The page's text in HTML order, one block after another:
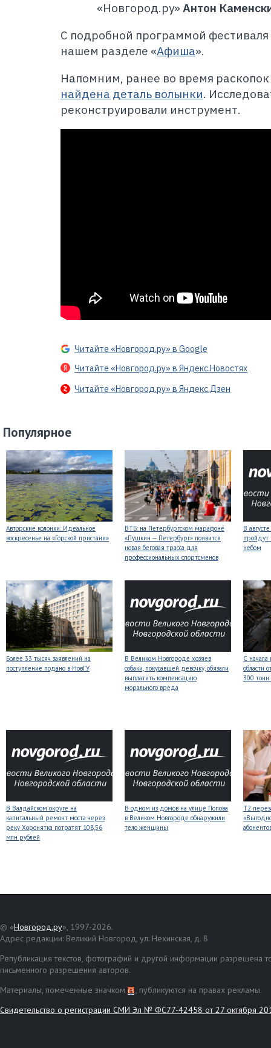
«Новгород.ру» Антон
С подробной программой
нашем разделе «Афиша».
Напомним, ранее во время
найдена деталь волынки.
реконструировали инструмент.
Читайте «Новгород.ру» в Google
Читайте «Новгород.ру» в Яндекс.Новостях
Читайте «Новгород.ру» в Яндекс.Дзен
Популярное
Авторские колонки: Идеальное
воскресенье на «Горской пристани»
ВТБ: на Петербургском марафоне
«Пушкин — Петербург» появится
новая беговая трасса для
профессиональных спортсменов
В
небом
Более 33 тысяч заявлений на
поступление подано в НовГУ
В Великом Новгороде хозяев
собаки, покусавшей девочку, обязали
выплатить компенсацию
морального вреда
С начала
области
300
В Валдайском округе на
капитальный ремонт моста через
реку Хоронятка потратят 108,56
млн рублей
В одном из домов на улице Попова
в Великом Новгороде обнаружили
тело женщины
Т2
© «Новгород.ру», 1997-2026.
Адрес редакции: Великий Новгород, ул. Нехинская, д. 8
Републикация текстов, фотографий и другой информации разрешена
письменного разрешения авторов.
Материалы, помеченные значком
, публикуются на правах рекламы.
Свидетельство о регистрации СМИ Эл № ФС77-42458 от 27 октября